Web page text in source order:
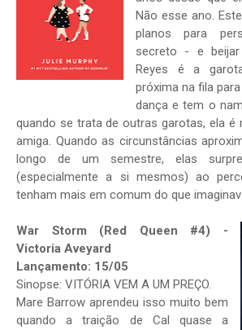
Não esse ano.
planos para
secreto - e beijar
Reyes é a
próxima na fila
dança e tem o
quando se trata de outras garotas, ela é
amiga. Quando as circunstâncias
longo de um semestre, elas
(especialmente a si mesmos) ao
tenham mais em comum do que
War Storm (Red Queen #4) -
Victoria Aveyard
Lançamento: 15/05
Sinopse: VITÓRIA VEM A UM PREÇO.
Mare Barrow aprendeu isso muito bem
quando a traição de Cal quase a